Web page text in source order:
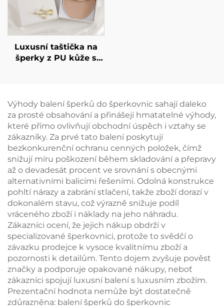
nabídka
Luxusní taštička na
šperky z PU kůže s
vnitřní potah z
mikrovlákna pro
uskladnění náušnic,
prstenu a náhrdelníků
Výhody balení šperků do šperkovnic sahají daleko
za prosté obsahování a přinášejí hmatatelné výhody,
které přímo ovlivňují obchodní úspěch i vztahy se
zákazníky. Za prvé tato balení poskytují
bezkonkurenční ochranu cenných položek, čímž
snižují míru poškození během skladování a přepravy
až o devadesát procent ve srovnání s obecnými
alternativními balicími řešeními. Odolná konstrukce
pohltí nárazy a zabrání stlačení, takže zboží dorazí v
dokonalém stavu, což výrazně snižuje podíl
vráceného zboží i náklady na jeho náhradu.
Zákazníci ocení, že jejich nákup obdrží v
specializované šperkovnici, protože to svědčí o
závazku prodejce k vysoce kvalitnímu zboží a
pozornosti k detailům. Tento dojem zvyšuje pověst
značky a podporuje opakované nákupy, neboť
zákazníci spojují luxusní balení s luxusním zbožím.
Prezentační hodnota nemůže být dostatečně
zdůrazněna: balení šperků do šperkovnic